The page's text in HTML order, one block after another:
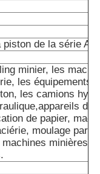
de la série
minier, les
les équipements
les camions
de
de papier,
moulage par